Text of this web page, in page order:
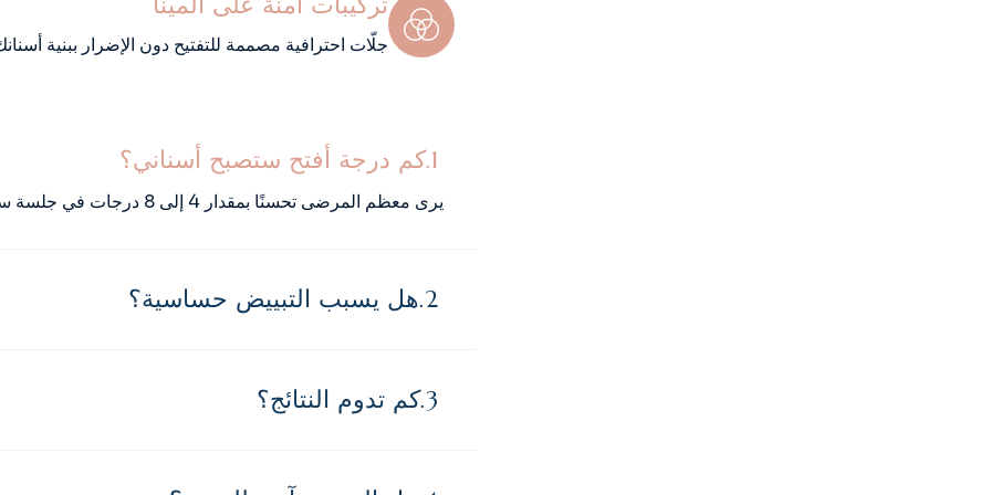
جلّات احترافية مصممة للتفتيح دون الإضرار ببنية
كم درجة أفتح ستصبح أسناني؟
يرى معظم المرضى تحسنًا بمقدار 4 إلى 8 درجات في جلسة سريرية واحدة.
هل يسبب التبييض حساسية؟
كم تدوم النتائج؟